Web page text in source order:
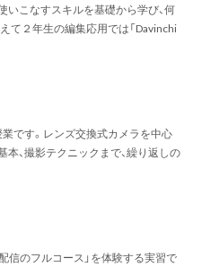
いこなすスキルを基礎から学び、何
て２年生の編集応用では「Davinchi
です。レンズ交換式カメラを中心
本、撮影テクニックまで、繰り返しの
配信のフルコース」を体験する実習で